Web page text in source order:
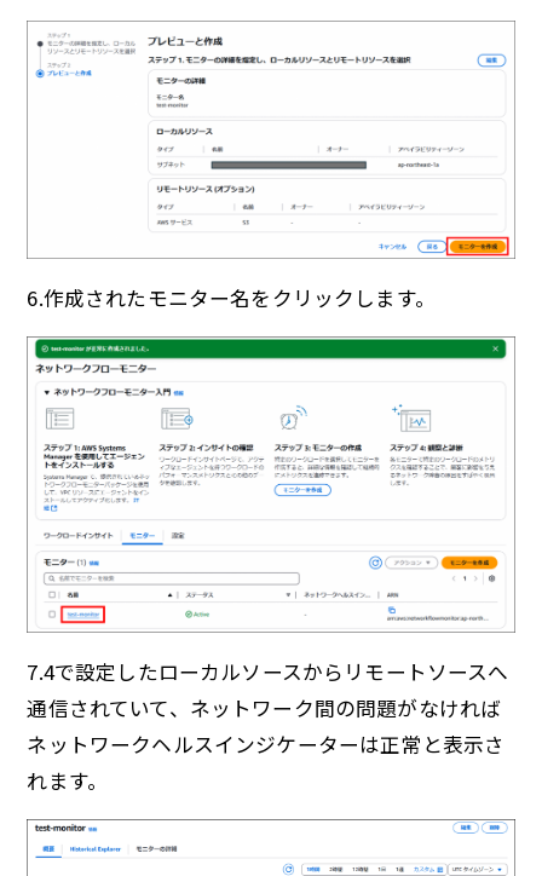
6.作成されたモニター名をクリックします。
7.4で設定したローカルソースからリモートソースへ
通信されていて、ネットワーク間の問題がなければ
ネットワークヘルスインジケーターは正常と表示さ
れます。